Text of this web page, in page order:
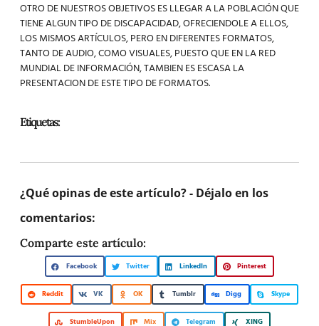
OTRO DE NUESTROS OBJETIVOS ES LLEGAR A LA POBLACIÓN QUE
TIENE ALGUN TIPO DE DISCAPACIDAD, OFRECIENDOLE A ELLOS,
LOS MISMOS ARTÍCULOS, PERO EN DIFERENTES FORMATOS,
TANTO DE AUDIO, COMO VISUALES, PUESTO QUE EN LA RED
MUNDIAL DE INFORMACIÓN, TAMBIEN ES ESCASA LA
PRESENTACION DE ESTE TIPO DE FORMATOS.
Etiquetas:
¿Qué opinas de este artículo? - Déjalo en los
comentarios:
Comparte este artículo:
Facebook Twitter LinkedIn Pinterest
Reddit VK OK Tumblr Digg Skype
StumbleUpon Mix Telegram XING